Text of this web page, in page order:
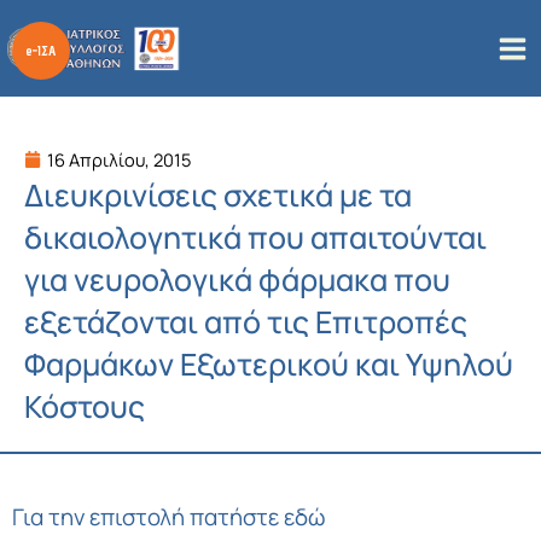
στο
περιεχόμενο
16 Απριλίου, 2015
Διευκρινίσεις σχετικά με τα
δικαιολογητικά που απαιτούνται
για νευρολογικά φάρμακα που
εξετάζονται από τις Επιτροπές
Φαρμάκων Εξωτερικού και Υψηλού
Κόστους
Για την επιστολή πατήστε εδώ